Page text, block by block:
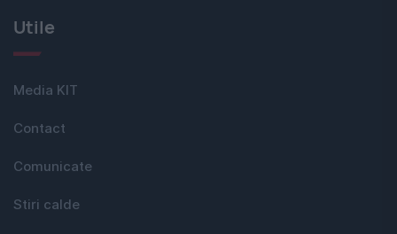
Utile
Media KIT
Contact
Comunicate
Stiri calde